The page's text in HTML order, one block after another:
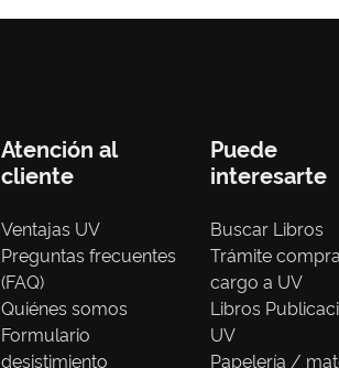
Atención al
cliente
Ventajas UV
Preguntas frecuentes
(FAQ)
Quiénes somos
Formulario
desistimiento
Puede
interesarte
Buscar Libros
Trámite
cargo a UV
Libros
UV
Papelería /